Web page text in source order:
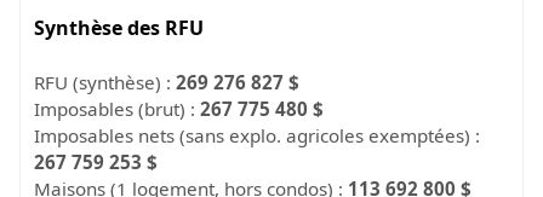
Synthèse des RFU
RFU (synthèse) :269 276 827 $
Imposables (brut) :267 775 480 $
Imposables nets (sans explo. agricoles exemptées) :
267 759 253 $
Maisons (1 logement, hors condos) : 113 692 800 $